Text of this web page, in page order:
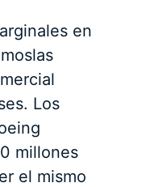
en
Los
millones
el mismo